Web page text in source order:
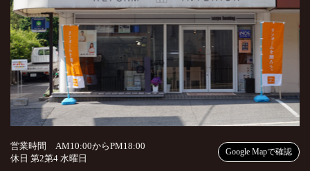
営業時間 AM10:00からPM18:00
休日 第2第4 水曜日
Google Mapで確認